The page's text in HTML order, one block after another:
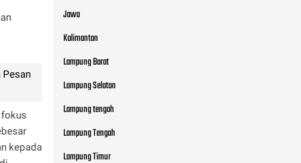
Pesan
kepada
Jawa
Kalimantan
Lampung Barat
Lampung Selatan
Lampung tengah
Lampung Tengah
Lampung Timur